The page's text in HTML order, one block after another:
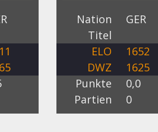
Nation
GER
Titel
ELO
1652
DWZ
1625
Punkte
0,0
Partien
0